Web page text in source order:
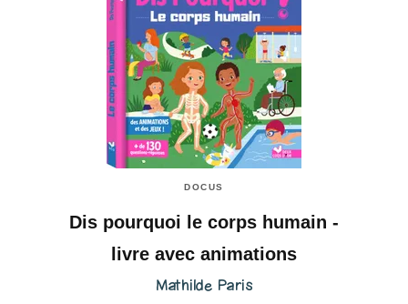
DOCUS
Dis pourquoi le corps humain -
livre avec animations
Mathilde Paris